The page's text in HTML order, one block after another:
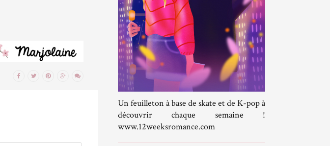
Un feuilleton à base de skate et de K-pop à
découvrir chaque semaine !
www.12weeksromance.com